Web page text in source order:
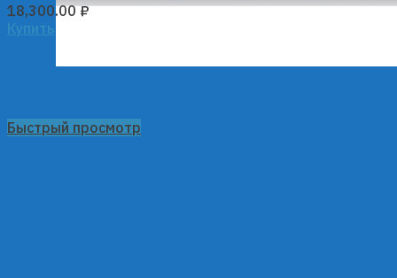
Быстрый просмотр
18,300.00₽
Купить